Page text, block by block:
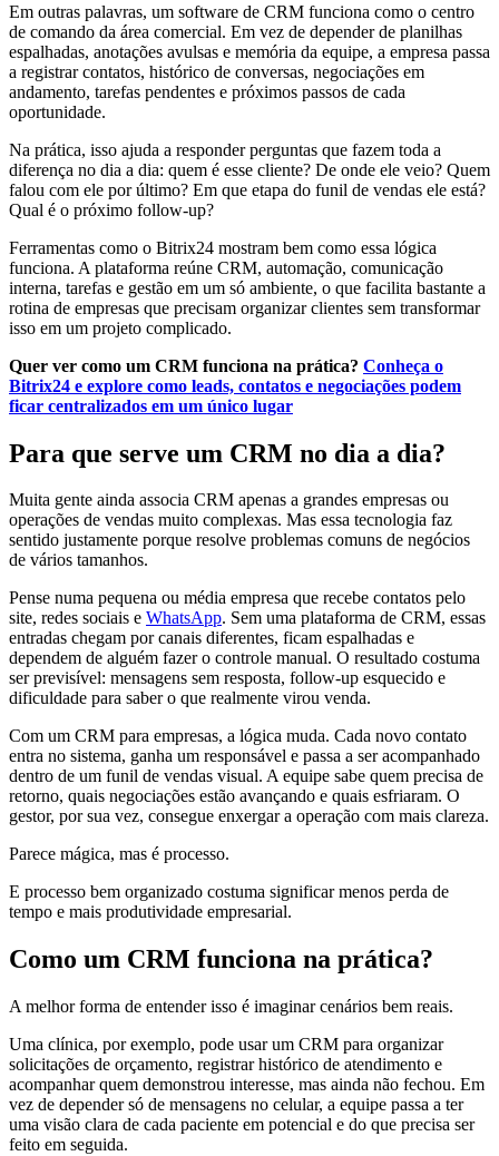
Em outras palavras, um software de CRM funciona como o centro
de comando da área comercial. Em vez de depender de planilhas
espalhadas, anotações avulsas e memória da equipe, a empresa passa
a registrar contatos, histórico de conversas, negociações em
andamento, tarefas pendentes e próximos passos de cada
oportunidade.
Na prática, isso ajuda a responder perguntas que fazem toda a
diferença no dia a dia: quem é esse cliente? De onde ele veio? Quem
falou com ele por último? Em que etapa do funil de vendas ele está?
Qual é o próximo follow-up?
Ferramentas como o Bitrix24 mostram bem como essa lógica
funciona. A plataforma reúne CRM, automação, comunicação
interna, tarefas e gestão em um só ambiente, o que facilita bastante a
rotina de empresas que precisam organizar clientes sem transformar
isso em um projeto complicado.
Quer ver como um CRM funciona na prática? Conheça o
Bitrix24 e explore como leads, contatos e negociações podem
ficar centralizados em um único lugar
Para que serve um CRM no dia a dia?
Muita gente ainda associa CRM apenas a grandes empresas ou
operações de vendas muito complexas. Mas essa tecnologia faz
sentido justamente porque resolve problemas comuns de negócios
de vários tamanhos.
Pense numa pequena ou média empresa que recebe contatos pelo
site, redes sociais e WhatsApp. Sem uma plataforma de CRM, essas
entradas chegam por canais diferentes, ficam espalhadas e
dependem de alguém fazer o controle manual. O resultado costuma
ser previsível: mensagens sem resposta, follow-up esquecido e
dificuldade para saber o que realmente virou venda.
Com um CRM para empresas, a lógica muda. Cada novo contato
entra no sistema, ganha um responsável e passa a ser acompanhado
dentro de um funil de vendas visual. A equipe sabe quem precisa de
retorno, quais negociações estão avançando e quais esfriaram. O
gestor, por sua vez, consegue enxergar a operação com mais clareza.
Parece mágica, mas é processo.
E processo bem organizado costuma significar menos perda de
tempo e mais produtividade empresarial.
Como um CRM funciona na prática?
A melhor forma de entender isso é imaginar cenários bem reais.
Uma clínica, por exemplo, pode usar um CRM para organizar
solicitações de orçamento, registrar histórico de atendimento e
acompanhar quem demonstrou interesse, mas ainda não fechou. Em
vez de depender só de mensagens no celular, a equipe passa a ter
uma visão clara de cada paciente em potencial e do que precisa ser
feito em seguida.